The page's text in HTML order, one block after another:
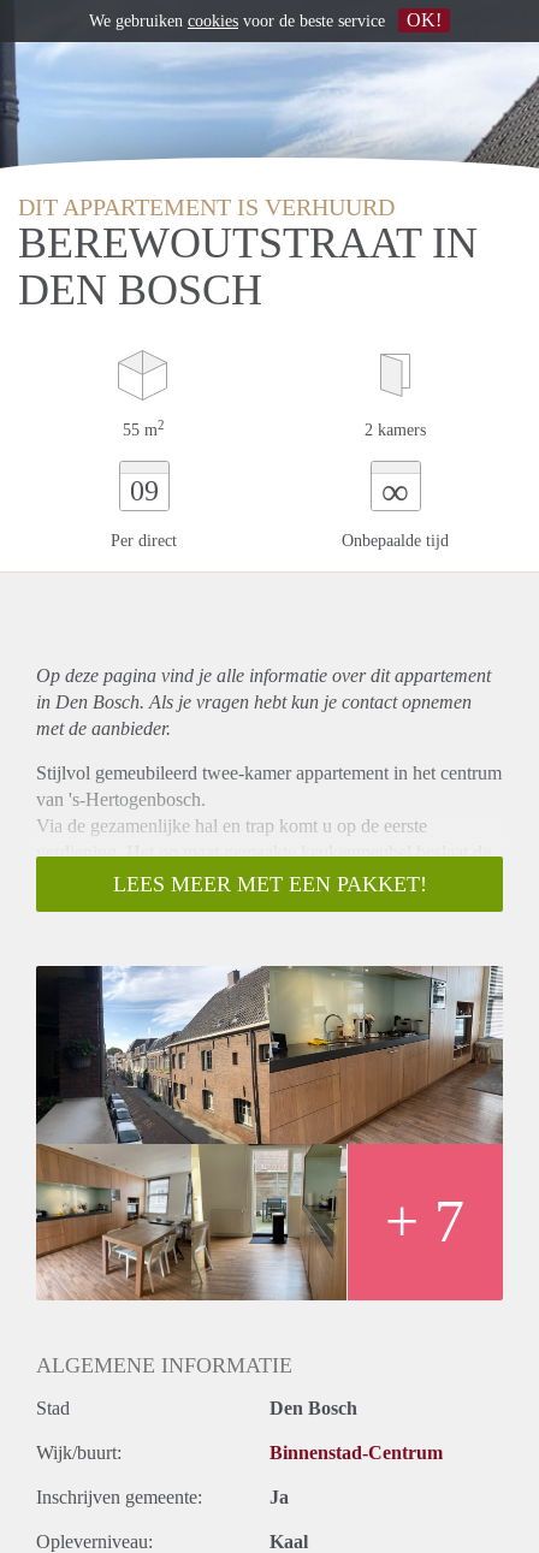
DIT APPARTEMENT IS VERHUURD
BEREWOUTSTRAAT IN
DEN BOSCH
55 m2 2 kamers
09
Per direct
∞
Onbepaalde tijd
Op deze pagina vind je alle informatie over ditappartement
in Den Bosch. Als je vragen hebt kun je contact opnemen
met de aanbieder.
Stijlvol gemeubileerd twee-kamer appartement in het centrum
van 's-Hertogenbosch.
Via de gezamenlijke hal en trap komt u op de eerste
verdieping. Het op maat gemaakte keukenmeubel beslaat de
gehele wand. Alle apparatuur waaronder een wasmachine en
droger is er in opgenomen.
Aan de achterzijde is een ruim dakterras.
De bijkomende kosten voor GWE / TV / Internet bedragen €
Fully furnished one bedroom apartment. kitchen is fully
equipped with washer and dryer. Also a dishwasher.
rent inclusive utilities, tv and internet euro 1200.
LEES MEER MET EEN PAKKET!
+ 7
ALGEMENE INFORMATIE
Stad Den Bosch
Wijk/buurt: Binnenstad-Centrum
Inschrijven gemeente: Ja
Opleverniveau: Kaal
We gebruiken cookies voor de beste service OK!